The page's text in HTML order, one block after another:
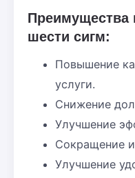
Преимущества
шести сигм:
Повышение
услуги.
Снижение
Улучшение
Сокращение
Улучшение